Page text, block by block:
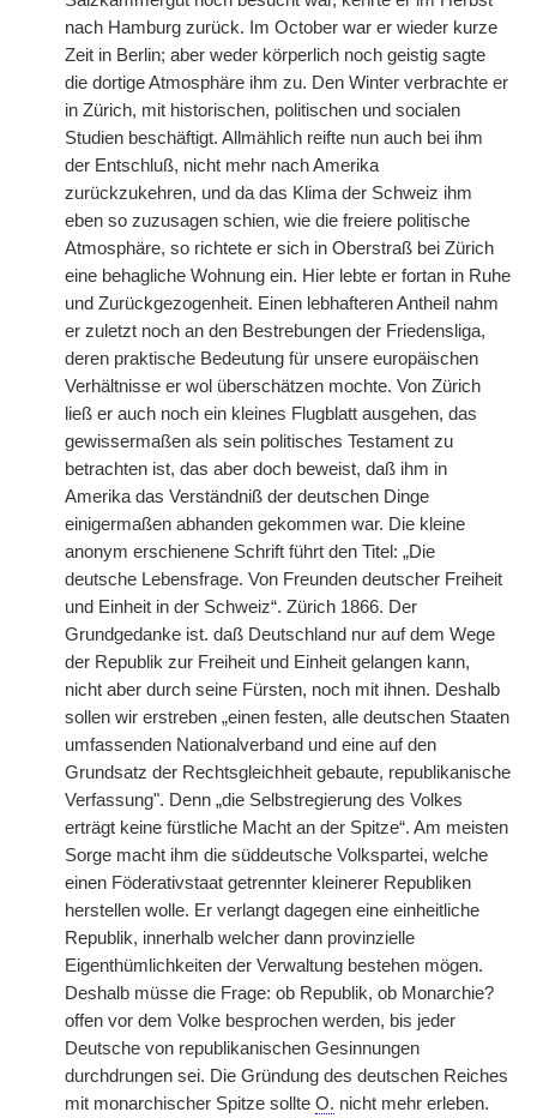
nach Hamburg zurück. Im October war er wieder kurze
Zeit in Berlin; aber weder körperlich noch geistig sagte
die dortige Atmosphäre ihm zu. Den Winter verbrachte er
in Zürich, mit historischen, politischen und socialen
Studien beschäftigt. Allmählich reifte nun auch bei ihm
der Entschluß, nicht mehr nach Amerika
zurückzukehren, und da das Klima der Schweiz ihm
eben so zuzusagen schien, wie die freiere politische
Atmosphäre, so richtete er sich in Oberstraß bei Zürich
eine behagliche Wohnung ein. Hier lebte er fortan in Ruhe
und Zurückgezogenheit. Einen lebhafteren Antheil nahm
er zuletzt noch an den Bestrebungen der Friedensliga,
deren praktische Bedeutung für unsere europäischen
Verhältnisse er wol überschätzen mochte. Von Zürich
ließ er auch noch ein kleines Flugblatt ausgehen, das
gewissermaßen als sein politisches Testament zu
betrachten ist, das aber doch beweist, daß ihm in
Amerika das Verständniß der deutschen Dinge
einigermaßen abhanden gekommen war. Die kleine
anonym erschienene Schrift führt den Titel: „Die
deutsche Lebensfrage. Von Freunden deutscher Freiheit
und Einheit in der Schweiz“. Zürich 1866. Der
Grundgedanke ist. daß Deutschland nur auf dem Wege
der Republik zur Freiheit und Einheit gelangen kann,
nicht aber durch seine Fürsten, noch mit ihnen. Deshalb
sollen wir erstreben „einen festen, alle deutschen Staaten
umfassenden Nationalverband und eine auf den
Grundsatz der Rechtsgleichheit gebaute, republikanische
Verfassung". Denn „die Selbstregierung des Volkes
erträgt keine fürstliche Macht an der Spitze“. Am meisten
Sorge macht ihm die süddeutsche Volkspartei, welche
einen Föderativstaat getrennter kleinerer Republiken
herstellen wolle. Er verlangt dagegen eine einheitliche
Republik, innerhalb welcher dann provinzielle
Eigenthümlichkeiten der Verwaltung bestehen mögen.
Deshalb müsse die Frage: ob Republik, ob Monarchie?
offen vor dem Volke besprochen werden, bis jeder
Deutsche von republikanischen Gesinnungen
durchdrungen sei. Die Gründung des deutschen Reiches
mit monarchischer Spitze sollte O. nicht mehr erleben.